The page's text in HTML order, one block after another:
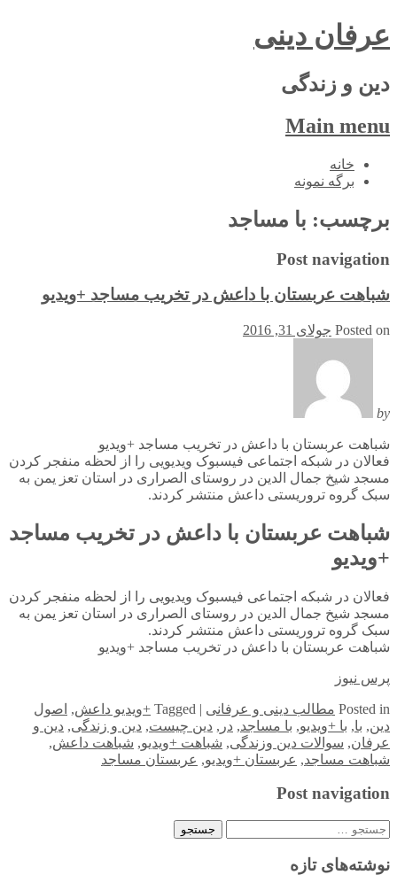
عرفان دینی
دین و زندگی
Main menu
Skip
خانه
برگه نمونه
برچسب: با مساجد
Post navigation
شباهت عربستان با داعش در تخریب مساجد +ویدیو
Posted on جولای 31, 2016
by
شباهت عربستان با داعش در تخریب مساجد +ویدیو
فعالان در شبکه اجتماعی فیسبوک ویدیویی را از لحظه منفجر کردن
مسجد شیخ جمال الدین در روستای الصراری در استان تعز یمن به
سبک گروه تروریستی داعش منتشر کردند.
شباهت عربستان با داعش در تخریب مساجد
+ویدیو
فعالان در شبکه اجتماعی فیسبوک ویدیویی را از لحظه منفجر کردن
مسجد شیخ جمال الدین در روستای الصراری در استان تعز یمن به
سبک گروه تروریستی داعش منتشر کردند.
شباهت عربستان با داعش در تخریب مساجد +ویدیو
پرس نیوز
Posted in مطالب دینی و عرفانی |
Tagged +ویدیو داعش, اصول
دین, با, با +ویدیو, با مساجد, در , دین چیست, دین و زندگی, دین و
عرفان, سوالات دین وزندگی, شباهت +ویدیو, شباهت داعش,
شباهت مساجد, عربستان +ویدیو, عربستان مساجد
Post navigation
جستجو
نوشته‌های تازه